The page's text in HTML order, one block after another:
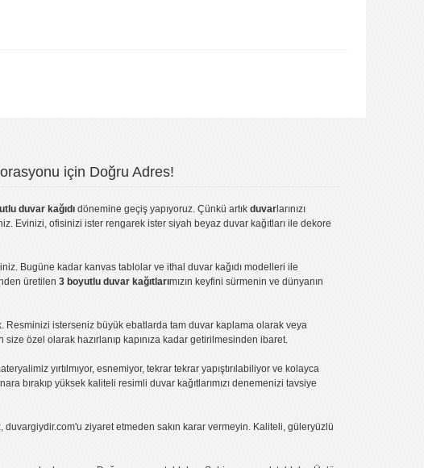
için Doğru Adres!
duvar kağıdı dönemine geçiş yapıyoruz. Çünkü artık duvar larınızı
Evinizi, ofisinizi ister rengarek ister siyah beyaz duvar kağıtları ile dekore
Bugüne kadar kanvas tablo lar ve ithal duvar kağıdı modelleri ile
üretilen 3 boyutlu duvar kağıtlarımızın keyfini sürmenin ve dünyanın
Resminizi isterseniz büyük ebatlarda tam duvar kaplama olarak veya
size özel olarak hazırlanıp kapınıza kadar getirilmesinden ibaret.
yırtılmıyor, esnemiyor, tekrar tekrar yapıştırılabiliyor ve kolayca
bırakıp yüksek kaliteli resimli duvar kağıtlarımızı denemenizi tavsiye
duvargiydir.com'u ziyaret etmeden sakın karar vermeyin. Kaliteli, güleryüzlü